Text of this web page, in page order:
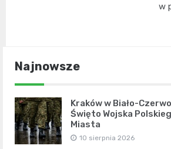
w
Najnowsze
Kraków w Biało-
Święto Wojska
Miasta
10 sierpnia 2026